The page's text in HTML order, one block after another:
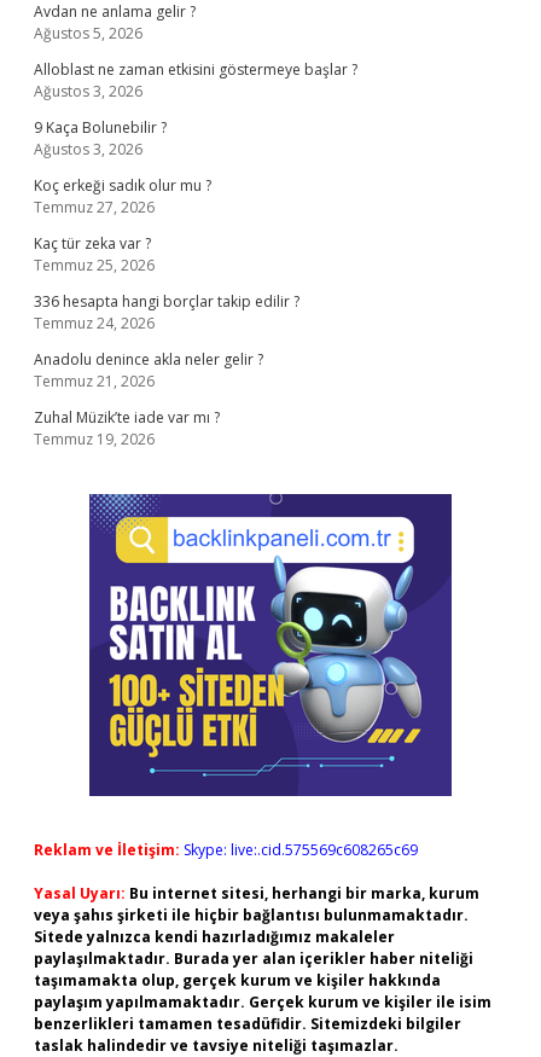
Avdan ne anlama gelir ?
Ağustos 5, 2026
Alloblast ne zaman etkisini göstermeye başlar ?
Ağustos 3, 2026
9 Kaça Bolunebilir ?
Ağustos 3, 2026
Koç erkeği sadık olur mu ?
Temmuz 27, 2026
Kaç tür zeka var ?
Temmuz 25, 2026
336 hesapta hangi borçlar takip edilir ?
Temmuz 24, 2026
Anadolu denince akla neler gelir ?
Temmuz 21, 2026
Zuhal Müzik’te iade var mı ?
Temmuz 19, 2026
Reklam ve İletişim: Skype: live:.cid.575569c608265c69
Yasal Uyarı: Bu internet sitesi, herhangi bir marka, kurum
veya şahıs şirketi ile hiçbir bağlantısı bulunmamaktadır.
Sitede yalnızca kendi hazırladığımız makaleler
paylaşılmaktadır. Burada yer alan içerikler haber niteliği
taşımamakta olup, gerçek kurum ve kişiler hakkında
paylaşım yapılmamaktadır. Gerçek kurum ve kişiler ile isim
benzerlikleri tamamen tesadüfidir. Sitemizdeki bilgiler
taslak halindedir ve tavsiye niteliği taşımazlar.